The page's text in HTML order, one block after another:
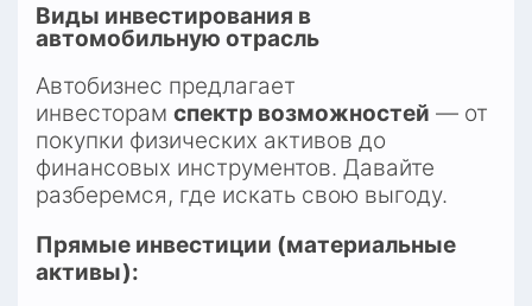
Виды инвестирования в
автомобильную отрасль
Автобизнес предлагает
инвесторам спектр возможностей — от
покупки физических активов до
финансовых инструментов. Давайте
разберемся, где искать свою выгоду.
Прямые инвестиции (материальные
активы):